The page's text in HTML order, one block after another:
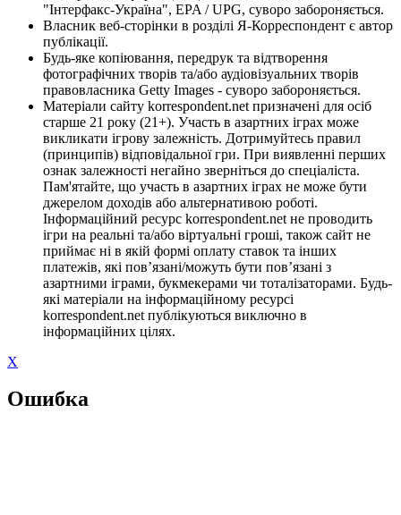
"Інтерфакс-Україна", EPA / UPG, суворо забороняється.
Власник веб-сторінки в розділі Я-Корреспондент є автор
публікації.
Будь-яке копіювання, передрук та відтворення
фотографічних творів та/або аудіовізуальних творів
правовласника Getty Images - суворо забороняється.
Матеріали сайту korrespondent.net призначені для осіб
старше 21 року (21+). Участь в азартних іграх може
викликати ігрову залежність. Дотримуйтесь правил
(принципів) відповідальної гри. При виявленні перших
ознак залежності негайно зверніться до спеціаліста.
Пам'ятайте, що участь в азартних іграх не може бути
джерелом доходів або альтернативою роботі.
Інформаційний ресурс korrespondent.net не проводить
ігри на реальні та/або віртуальні гроші, також сайт не
приймає ні в якій формі оплату ставок та інших
платежів, які пов’язані/можуть бути пов’язані з
азартними іграми, букмекерами чи тоталізаторами. Будь-
які матеріали на інформаційному ресурсі
korrespondent.net публікуються виключно в
інформаційних цілях.
X
Ошибка